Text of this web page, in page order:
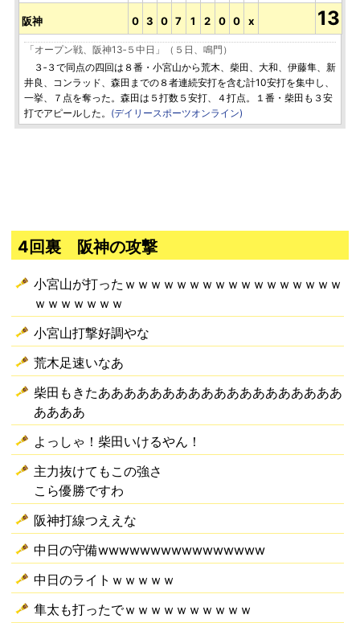
阪神 0 3 0 7 1 2 0 0 x 13
「オープン戦、阪神13‐５中日」（５日、鳴門）
３‐３で同点の四回は８番・小宮山から荒木、柴田、大和、伊藤隼、新
井良、コンラッド、森田までの８者連続安打を含む計10安打を集中し、
一挙、７点を奪った。森田は５打数５安打、４打点。１番・柴田も３安
打でアピールした。 (デイリースポーツオンライン)
4回裏 阪神の攻撃
小宮山が打ったｗｗｗｗｗｗｗｗｗｗｗｗｗｗｗｗｗ
ｗｗｗｗｗｗｗ
小宮山打撃好調やな
荒木足速いなあ
柴田もきたあああああああああああああああああああ
ああああ
よっしゃ！柴田いけるやん！
主力抜けてもこの強さ
こら優勝ですわ
阪神打線つええな
中日の守備wwwwwwwwwwwwwwww
中日のライトｗｗｗｗｗ
隼太も打ったでｗｗｗｗｗｗｗｗｗｗ